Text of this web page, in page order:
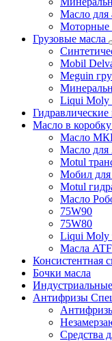
Масло для
Моторные
Грузовые масла
Mobil
Meguin
Liqui Moly
Гидравлические
Масло в коробку
Масло
Масло
Motul
Мобил для
Motul
Масло
75W90
75W80
Liqui Moly
Масла ATF
Консистентная
Бочки масла
Антифризы
Средства